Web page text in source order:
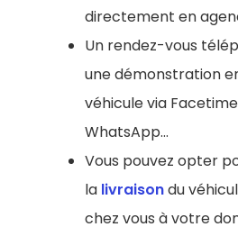
directement en
Un rendez-vous
une démonstration
véhicule via
WhatsApp…
Vous pouvez opter
la livraisondu
chez vous à votre